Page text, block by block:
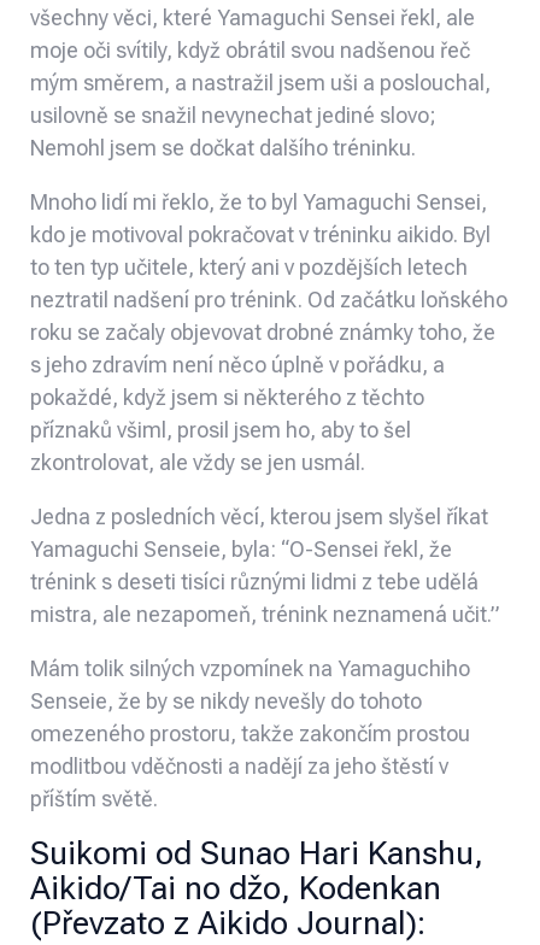
všechny věci, které Yamaguchi Sensei řekl, ale
moje oči svítily, když obrátil svou nadšenou řeč
mým směrem, a nastražil jsem uši a poslouchal,
usilovně se snažil nevynechat jediné slovo;
Nemohl jsem se dočkat dalšího tréninku.
Mnoho lidí mi řeklo, že to byl Yamaguchi Sensei,
kdo je motivoval pokračovat v tréninku aikido. Byl
to ten typ učitele, který ani v pozdějších letech
neztratil nadšení pro trénink. Od začátku loňského
roku se začaly objevovat drobné známky toho, že
s jeho zdravím není něco úplně v pořádku, a
pokaždé, když jsem si některého z těchto
příznaků všiml, prosil jsem ho, aby to šel
zkontrolovat, ale vždy se jen usmál.
Jedna z posledních věcí, kterou jsem slyšel říkat
Yamaguchi Senseie, byla: “O-Sensei řekl, že
trénink s deseti tisíci různými lidmi z tebe udělá
mistra, ale nezapomeň, trénink neznamená učit.”
Mám tolik silných vzpomínek na Yamaguchiho
Senseie, že by se nikdy nevešly do tohoto
omezeného prostoru, takže zakončím prostou
modlitbou vděčnosti a nadějí za jeho štěstí v
příštím světě.
Suikomi od Sunao Hari Kanshu,
Aikido/Tai no džo, Kodenkan
(Převzato z Aikido Journal ):